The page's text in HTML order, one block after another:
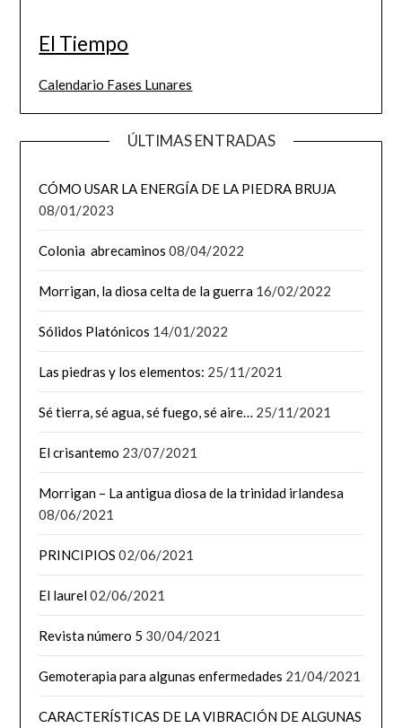
El Tiempo
Calendario Fases Lunares
ÚLTIMAS ENTRADAS
CÓMO USAR LA ENERGÍA DE LA PIEDRA BRUJA
08/01/2023
Colonia abrecaminos 08/04/2022
Morrigan, la diosa celta de la guerra 16/02/2022
Sólidos Platónicos 14/01/2022
Las piedras y los elementos: 25/11/2021
Sé tierra, sé agua, sé fuego, sé aire… 25/11/2021
El crisantemo 23/07/2021
Morrigan – La antigua diosa de la trinidad irlandesa
08/06/2021
PRINCIPIOS 02/06/2021
El laurel02/06/2021
Revista número 5 30/04/2021
Gemoterapia para algunas enfermedades 21/04/2021
CARACTERÍSTICAS DE LA VIBRACIÓN DE ALGUNAS